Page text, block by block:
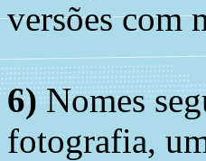
versões com
6) Nomes
fotografia,